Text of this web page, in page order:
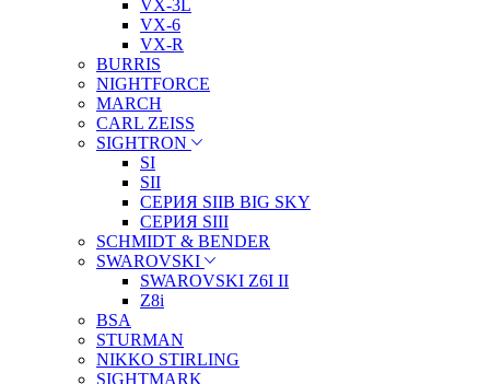
VX-3L
VX-6
VX-R
BURRIS
NIGHTFORCE
MARCH
CARL ZEISS
SIGHTRON
SI
SII
СЕРИЯ SIIB BIG SKY
СЕРИЯ SIII
SCHMIDT & BENDER
SWAROVSKI
SWAROVSKI Z6I II
Z8i
BSA
STURMAN
NIKKO STIRLING
SIGHTMARK